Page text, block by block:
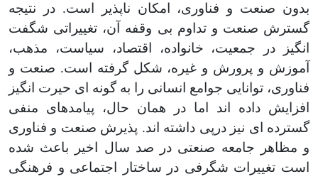
بدون صنعت و فناوری، امکان ناپذیر است. در نتیجه
گسترش صنعت و تداوم بی وقفه آن، تغییراتی شگفت
انگیز در جمعیت، خانواده، اقتصاد، سیاست، مذهب،
آموزش و پرورش و غیره، شکل گرفته است. صنعت و
فناوری، توانایی جوامع انسانی را به گونه ای حیرت انگیز
افزایش داده اند اما در همان حال، پیامدهای منفی
گسترده ای نیز درپی داشته اند. پذیرش صنعت و فناوری
و مظاهر جامعه صنعتی در صد سال اخیر باعث شده
است تغییرات شگرفی در ساختار اجتماعی و فرهنگی